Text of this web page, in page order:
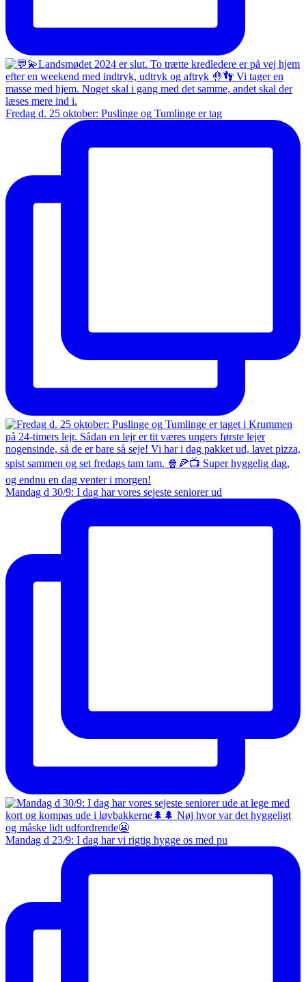
Fredag d. 25 oktober: Puslinge og Tumlinge er tag
Mandag d 30/9: I dag har vores sejeste seniorer ud
Mandag d 23/9: I dag har vi rigtig hygge os med pu